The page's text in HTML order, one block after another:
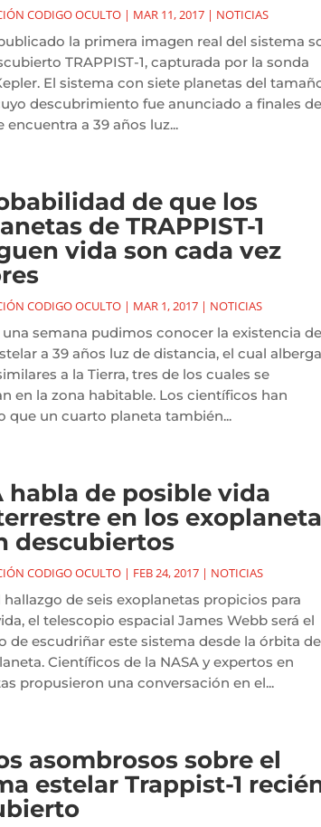
CODIGO OCULTO| MAR 11, 2017| NOTICIAS
la primera imagen real del sistema
TRAPPIST-1, capturada por la sonda
El sistema con siete planetas del
descubrimiento fue anunciado a finales de
encuentra a 39 años luz...
de que los
de TRAPPIST-1
vida son cada vez
CODIGO OCULTO| MAR 1, 2017| NOTICIAS
una semana pudimos conocer la existencia
a 39 años luz de distancia, el cual
a la Tierra, tres de los cuales se
en la zona habitable. Los científicos han
que un cuarto planeta también...
habla de posible vida
en los
descubiertos
CODIGO OCULTO| FEB 24, 2017| NOTICIAS
hallazgo de seis exoplanetas propicios para
el telescopio espacial James Webb será el
de escudriñar este sistema desde la órbita de
Científicos de la NASA y expertos en
propusieron una conversación en el...
asombrosos sobre el
estelar Trappist-1